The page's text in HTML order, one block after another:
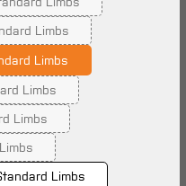
ist zurzeit nicht verfügbar.)
Limbs
ist zurzeit nicht verfügbar.)
Limbs
Limbs
ist zurzeit nicht verfügbar.)
Limbs
ist zurzeit nicht verfügbar.)
zurzeit nicht verfügbar.)
Limbs